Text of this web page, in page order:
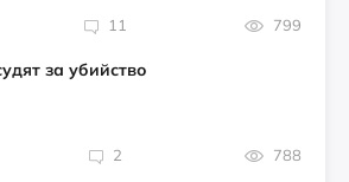
11 799
за убийство
2 788